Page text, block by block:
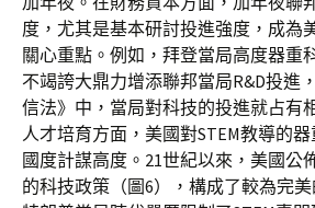
度，尤其是基本研討投進強度，成為
關心重點。例如，拜登當局高度器重
不竭誇大鼎力增添聯邦當局R&D投進
信法》中，當局對科技的投進就占有
人才培育方面，美國對STEM教導的
國度計謀高度。21世紀以來，美國公
的科技政策（圖6），構成了較為完美